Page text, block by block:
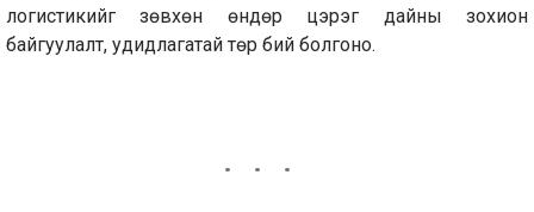
логистикийг зөвхөн өндөр цэрэг дайны зохион
байгуулалт, удидлагатай төр бий болгоно.